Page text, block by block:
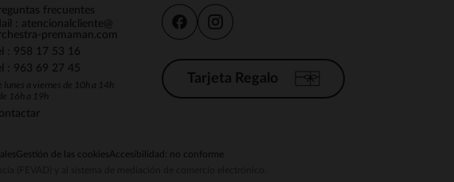
frecuentes
: atencionalcliente@
premaman.com
: 958 17 53 16
: 963 69 27 45
lunes a viernes de 10h a 14h
16h a 19h
Tarjeta Regalo
Gestión de las cookiesAccesibilidad: no conforme